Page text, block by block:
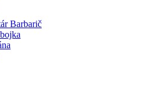
Barbarič